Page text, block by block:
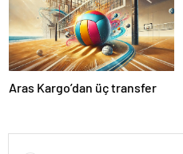
Aras Kargo’dan üç transfer